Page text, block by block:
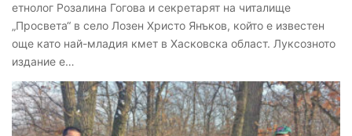
етнолог Розалина Гогова и секретарят на читалище
„Просвета“ в село Лозен Христо Янъков, който е известен
още като най-младия кмет в Хасковска област. Луксозното
издание е…